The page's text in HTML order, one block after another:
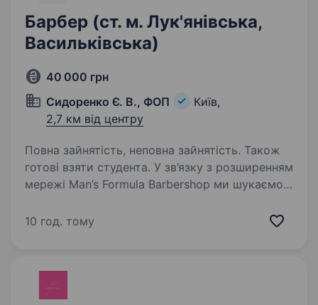
Барбер (ст. м. Лук'янівська,
Васильківська)
40 000 грн
Сидоренко Є. В., ФОП
Київ,
2,7 км від центру
Повна зайнятість, неповна зайнятість. Також
готові взяти студента. У зв’язку з розширенням
мережі Man’s Formula Barbershop ми шукаємо
маємо дві локації: 1 Локація: Київ, метро
10 год. тому